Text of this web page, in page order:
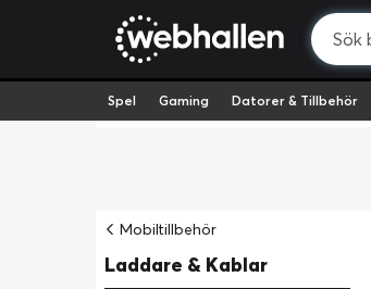
Spel Gaming Datorer & Tillbehör
Mobiltillbehör
Laddare & Kablar